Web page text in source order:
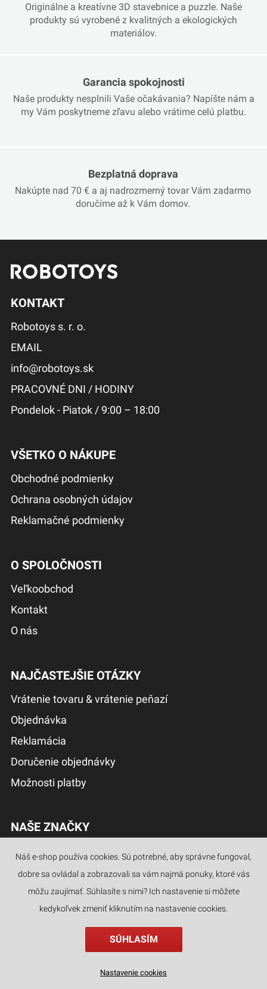
Originálne a kreatívne 3D stavebnice a puzzle. Naše
produkty sú vyrobené z kvalitných a ekologických
materiálov.
Garancia spokojnosti
Naše produkty nesplnili Vaše očakávania? Napíšte nám a
my Vám poskytneme zľavu alebo vrátime celú platbu.
Bezplatná doprava
Nakúpte nad 70 € a aj nadrozmerný tovar Vám zadarmo
doručíme až k Vám domov.
KONTAKT
Robotoys s. r. o.
EMAIL
info@robotoys.sk
PRACOVNÉ DNI / HODINY
Pondelok - Piatok / 9:00 – 18:00
VŠETKO O NÁKUPE
Obchodné podmienky
Ochrana osobných údajov
Reklamačné podmienky
O SPOLOČNOSTI
Veľkoobchod
Kontakt
O nás
NAJČASTEJŠIE OTÁZKY
Vrátenie tovaru & vrátenie peňazí
Objednávka
Reklamácia
Doručenie objednávky
Možnosti platby
NAŠE ZNAČKY
Náš e-shop používa cookies. Sú potrebné, aby správne fungoval,
dobre sa ovládal a zobrazovali sa vám najmä ponuky, ktoré vás
môžu zaujímať. Súhlasíte s nimi? Ich nastavenie si môžete
kedykoľvek zmeniť kliknutím na nastavenie cookies.
SÚHLASÍM
Nastavenie cookies